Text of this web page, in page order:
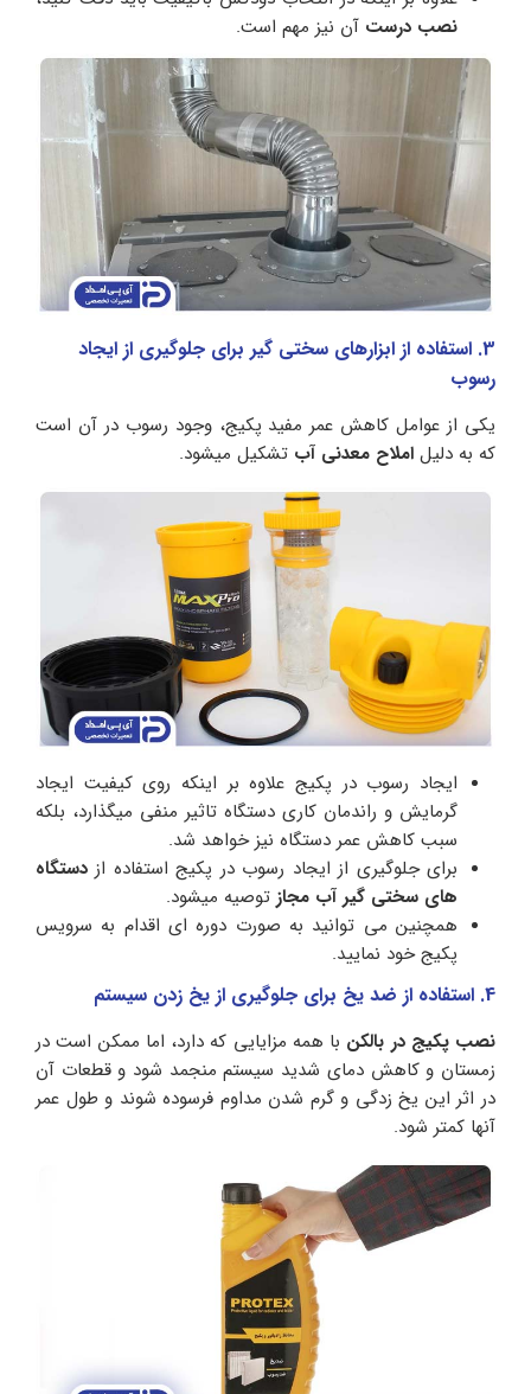
نصب درست آن نیز مهم است.
3. استفاده از ابزارهای سختی گیر برای جلوگیری از ایجاد
رسوب
یکی از عوامل کاهش عمر مفید پکیج، وجود رسوب در آن است
که به دلیل املاح معدنی آب تشکیل میشود.
ایجاد رسوب در پکیج علاوه بر اینکه روی کیفیت ایجاد
گرمایش و راندمان کاری دستگاه تاثیر منفی میگذارد، بلکه
سبب کاهش عمر دستگاه نیز خواهد شد.
برای جلوگیری از ایجاد رسوب در پکیج استفاده از دستگاه
های سختی گیر آب مجاز توصیه میشود.
همچنین می توانید به صورت دوره ای اقدام به سرویس
پکیج خود نمایید.
4. استفاده از ضد یخ برای جلوگیری از یخ زدن سیستم
نصب پکیج در بالکن با همه مزایایی که دارد، اما ممکن است در
زمستان و کاهش دمای شدید سیستم منجمد شود و قطعات آن
در اثر این یخ زدگی و گرم شدن مداوم فرسوده شوند و طول عمر
آنها کمتر شود.